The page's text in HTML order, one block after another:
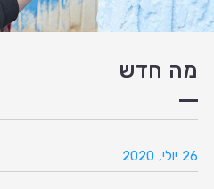
צרו קשר
מה חדש
26 יולי, 2020